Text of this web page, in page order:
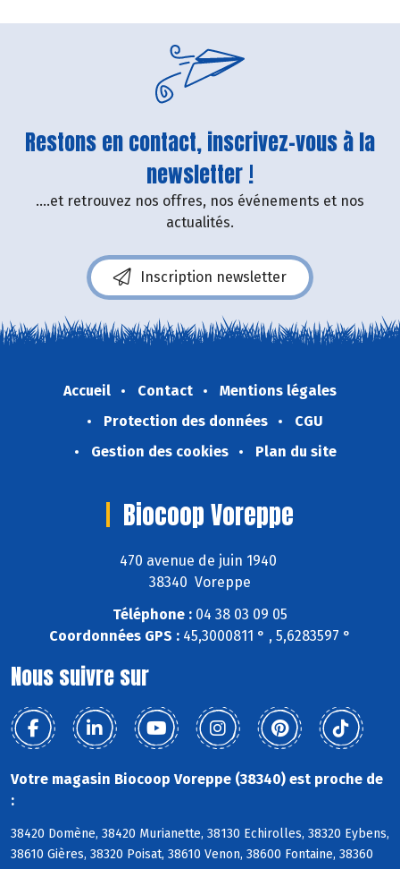
Restons en contact, inscrivez-vous à la
newsletter !
....et retrouvez nos offres, nos événements et nos
actualités.
Inscription newsletter
Accueil Contact
Mentions légales
Protection des données
CGU
Gestion des cookies
Plan du site
Biocoop Voreppe
470 avenue de juin 1940
38340 Voreppe
Téléphone : 04 38 03 09 05
Coordonnées GPS : 45,3000811 ° , 5,6283597 °
Nous suivre sur
Votre magasin Biocoop Voreppe (38340) est proche de
:
38420 Domène, 38420 Murianette, 38130 Echirolles, 38320 Eybens,
38610 Gières, 38320 Poisat, 38610 Venon, 38600 Fontaine, 38360